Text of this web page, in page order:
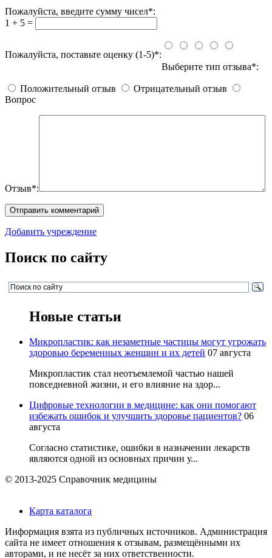
Пожалуйста, введите сумму чисел*:
1 + 5 =
Пожалуйста, поставьте оценку (1-5)*:
Выберите тип отзыва*:
Положительный отзыв
Отрицательный отзыв
Вопрос
Отзыв*:
Добавить учреждение
Поиск по сайту
Новые статьи
Микропластик: как незаметные частицы могут угрожать
здоровью беременных женщин и их детей 07 августа
Микропластик стал неотъемлемой частью нашей
повседневной жизни, и его влияние на здор...
Цифровые технологии в медицине: как они помогают
избежать ошибок и улучшить здоровье пациентов? 06
августа
Согласно статистике, ошибки в назначении лекарств
являются одной из основных причин у...
© 2013-2025 Справочник медицины
Карта каталога
Информация взята из публичных источников. Администрация
сайта не имеет отношения к отзывам, размещёнными их
авторами, и не несёт за них ответственности.